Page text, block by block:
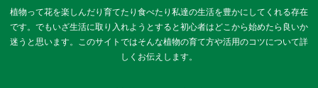
植物って花を楽しんだり育てたり食べたり私達の生活を豊かにしてくれる存在
です。でもいざ生活に取り入れようとすると初心者はどこから始めたら良いか
迷うと思います。このサイトではそんな植物の育て方や活用のコツについて詳
しくお伝えします。